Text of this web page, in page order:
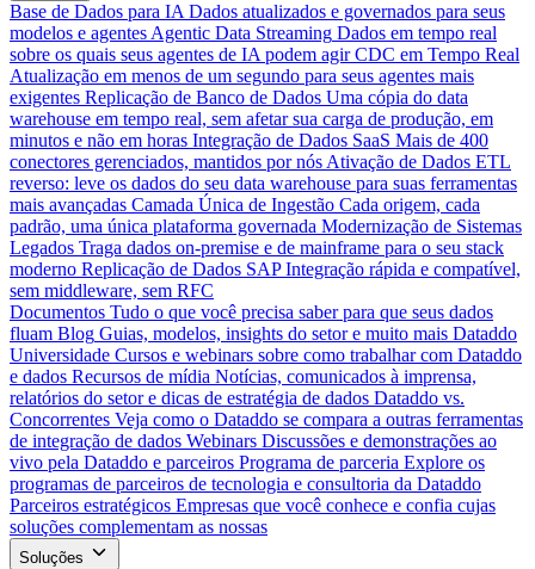
Base de Dados para IA Dados atualizados e governados para seus
modelos e agentes Agentic Data Streaming Dados em tempo real
sobre os quais seus agentes de IA podem agir CDC em Tempo Real
Atualização em menos de um segundo para seus agentes mais
exigentes Replicação de Banco de Dados Uma cópia do data
warehouse em tempo real, sem afetar sua carga de produção, em
minutos e não em horas Integração de Dados SaaS Mais de 400
conectores gerenciados, mantidos por nós Ativação de Dados ETL
reverso: leve os dados do seu data warehouse para suas ferramentas
mais avançadas Camada Única de Ingestão Cada origem, cada
padrão, uma única plataforma governada Modernização de Sistemas
Legados Traga dados on-premise e de mainframe para o seu stack
moderno Replicação de Dados SAP Integração rápida e compatível,
sem middleware, sem RFC
Documentos Tudo o que você precisa saber para que seus dados
fluam Blog Guias, modelos, insights do setor e muito mais Dataddo
Universidade Cursos e webinars sobre como trabalhar com Dataddo
e dados Recursos de mídia Notícias, comunicados à imprensa,
relatórios do setor e dicas de estratégia de dados Dataddo vs.
Concorrentes Veja como o Dataddo se compara a outras ferramentas
de integração de dados Webinars Discussões e demonstrações ao
vivo pela Dataddo e parceiros Programa de parceria Explore os
programas de parceiros de tecnologia e consultoria da Dataddo
Parceiros estratégicos Empresas que você conhece e confia cujas
soluções complementam as nossas
Soluções